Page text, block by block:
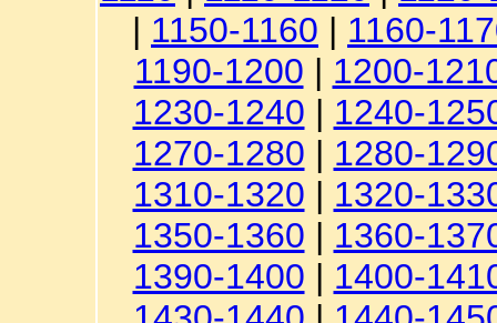
| 1150-1160 | 1160-
1190-1200 | 1200-
1230-1240 | 1240-
1270-1280 | 1280-
1310-1320 | 1320-
1350-1360 | 1360-
1390-1400 | 1400-